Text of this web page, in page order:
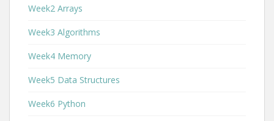
Week2 Arrays
Week3 Algorithms
Week4 Memory
Week5 Data Structures
Week6 Python